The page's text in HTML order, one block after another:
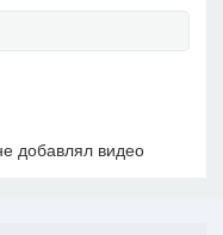
добавлял видео